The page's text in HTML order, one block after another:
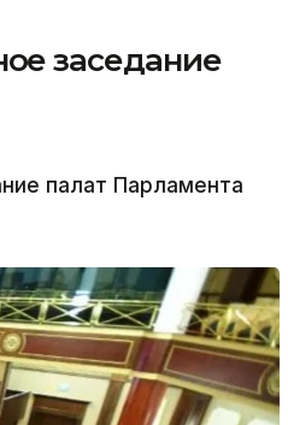
заседание
палат Парламента